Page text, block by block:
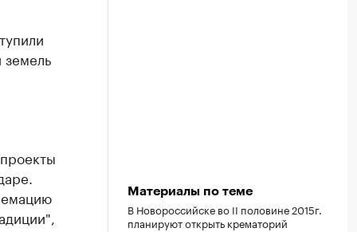
Материалы по теме
В Новороссийске во II половине 2015г.
планируют открыть крематорий